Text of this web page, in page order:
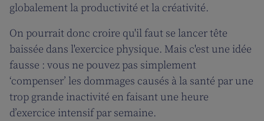
globalement la productivité et la créativité.
On pourrait donc croire qu'il faut se lancer tête
baissée dans l'exercice physique. Mais c'est une idée
fausse : vous ne pouvez pas simplement
‘compenser’ les dommages causés à la santé par une
trop grande inactivité en faisant une heure
d’exercice intensif par semaine.